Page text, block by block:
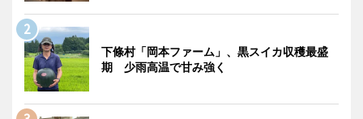
下條村「岡本ファーム」、黒スイカ収穫最盛
期 少雨高温で甘み強く